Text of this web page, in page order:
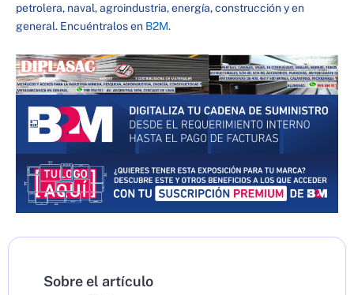
petrolera, naval, agroindustria, energía, construcción y en
general. Encuéntralos en B2M.
Sobre el artículo